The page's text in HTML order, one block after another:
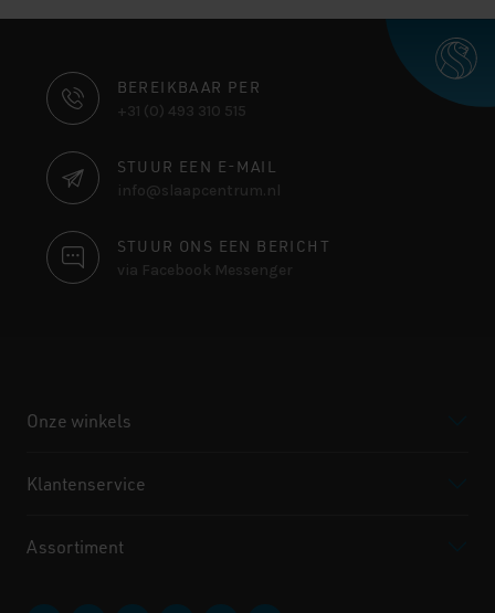
CONTACT
INFORMATIE
BEREIKBAAR PER
+31 (0) 493 310 515
STUUR EEN E-MAIL
info@slaapcentrum.nl
STUUR ONS EEN BERICHT
via Facebook Messenger
Onze winkels
Klantenservice
Assortiment